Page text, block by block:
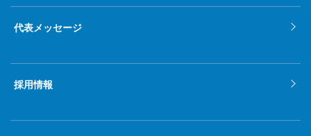
代表メッセージ
採用情報